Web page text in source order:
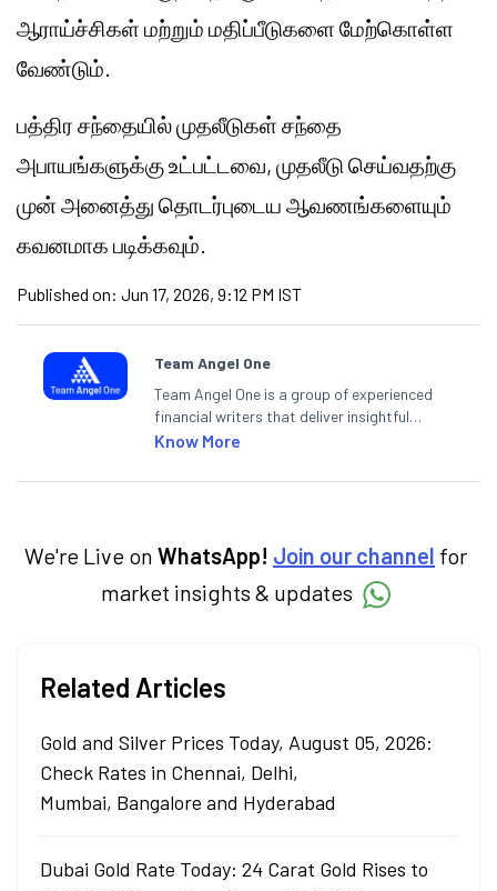
ஆராய்ச்சிகள் மற்றும் மதிப்பீடுகளை மேற்கொள்ள
வேண்டும்.
பத்திர சந்தையில் முதலீடுகள் சந்தை
அபாயங்களுக்கு உட்பட்டவை, முதலீடு செய்வதற்கு
முன் அனைத்து தொடர்புடைய ஆவணங்களையும்
கவனமாக படிக்கவும்.
Published on: Jun 17, 2026, 9:12 PM IST
Team Angel One
Team Angel One is a group of experienced
financial writers that deliver insightful
articles on the stock market, IPO, economy,
categories.
Know More
We're Live on WhatsApp! Join our channel for
market insights & updates
Related Articles
Gold and Silver Prices Today, August 05, 2026:
Check Rates in Chennai, Delhi,
Mumbai, Bangalore and Hyderabad
Dubai Gold Rate Today: 24 Carat Gold Rises to